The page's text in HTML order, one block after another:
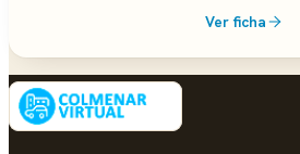
Ver ficha